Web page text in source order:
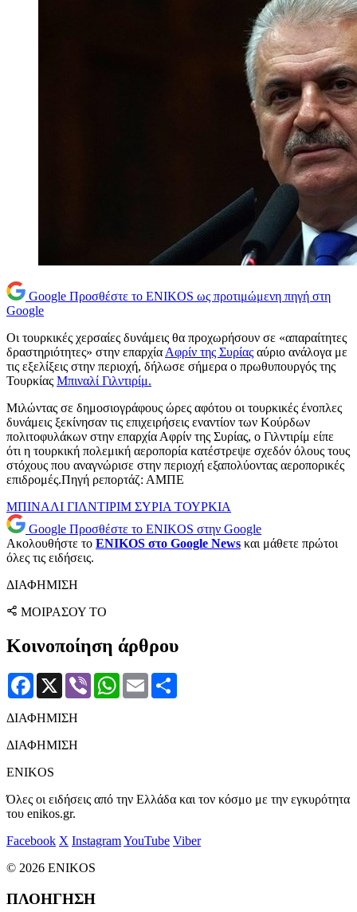
Google Προσθέστε το ENIKOS ως προτιμώμενη πηγή στη
Google
Οι τουρκικές χερσαίες δυνάμεις θα προχωρήσουν σε «απαραίτητες
δραστηριότητες» στην επαρχία Αφρίν της Συρίας αύριο ανάλογα με
τις εξελίξεις στην περιοχή, δήλωσε σήμερα ο πρωθυπουργός της
Τουρκίας Μπιναλί Γιλντιρίμ.
Μιλώντας σε δημοσιογράφους ώρες αφότου οι τουρκικές ένοπλες
δυνάμεις ξεκίνησαν τις επιχειρήσεις εναντίον των Κούρδων
πολιτοφυλάκων στην επαρχία Αφρίν της Συρίας, ο Γιλντιρίμ είπε
ότι η τουρκική πολεμική αεροπορία κατέστρεψε σχεδόν όλους τους
στόχους που αναγνώρισε στην περιοχή εξαπολύοντας αεροπορικές
επιδρομές.Πηγή ρεπορτάζ: ΑΜΠΕ
ΜΠΙΝΑΛΙ ΓΙΛΝΤΙΡΙΜ ΣΥΡΙΑ ΤΟΥΡΚΙΑ
Google Προσθέστε το ENIKOS στην Google
Ακολουθήστε το ENIKOS στο Google News και μάθετε πρώτοι
όλες τις ειδήσεις.
ΔΙΑΦΗΜΙΣΗ
ΜΟΙΡΑΣΟΥ ΤΟ
Κοινοποίηση άρθρου
Facebook
X Viber WhatsApp
Email
ΔΙΑΦΗΜΙΣΗ
ΔΙΑΦΗΜΙΣΗ
ENIKOS
Όλες οι ειδήσεις από την Ελλάδα και τον κόσμο με την εγκυρότητα
του enikos.gr.
Facebook X InstagramYouTube Viber
© 2026 ENIKOS
ΠΛΟΗΓΗΣΗ